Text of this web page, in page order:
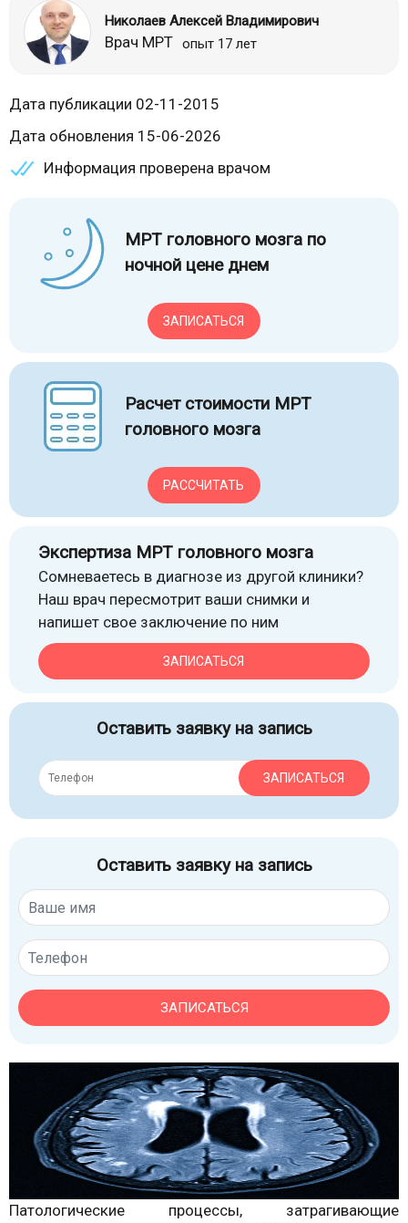
Николаев Алексей Владимирович
Врач МРТ опыт 17 лет
Дата публикации 02-11-2015
Дата обновления 15-06-2026
Информация проверена врачом
МРТ головного мозга по
ночной цене днем
ЗАПИСАТЬСЯ
Расчет стоимости МРТ
головного мозга
РАССЧИТАТЬ
Экспертиза МРТ головного мозга
Сомневаетесь в диагнозе из другой клиники?
Наш врач пересмотрит ваши снимки и
напишет свое заключение по ним
ЗАПИСАТЬСЯ
Оставить заявку на запись
ЗАПИСАТЬСЯ
Оставить заявку на запись
ЗАПИСАТЬСЯ
Патологические процессы, затрагивающие